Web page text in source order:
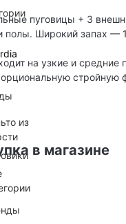
из
пуговицы + 3
полы. Широкий запах —
на узкие и средние
стройную
в магазине